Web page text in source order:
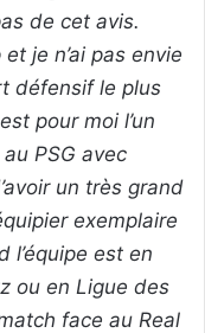
de cet avis.
je n’ai pas envie
défensif le plus
pour moi l’un
PSG avec
un très grand
exemplaire
l’équipe est en
ou en Ligue des
face au Real